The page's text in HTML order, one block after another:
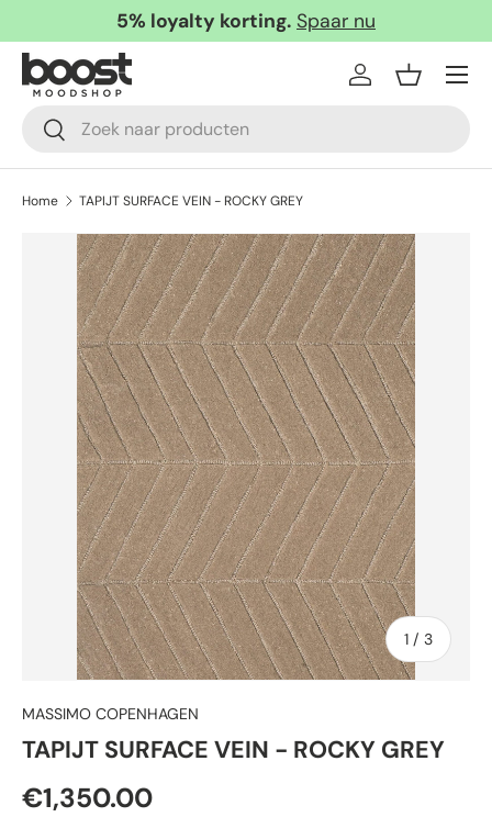
Ga naar inhoud
5% loyalty korting. Spaar nu
Zoeken
Zoeken
InloggenMandje
Menu
Home TAPIJT SURFACE VEIN - ROCKY GREY
1 / van
3
MASSIMO COPENHAGEN
TAPIJT SURFACE VEIN - ROCKY GREY
€1,350.00